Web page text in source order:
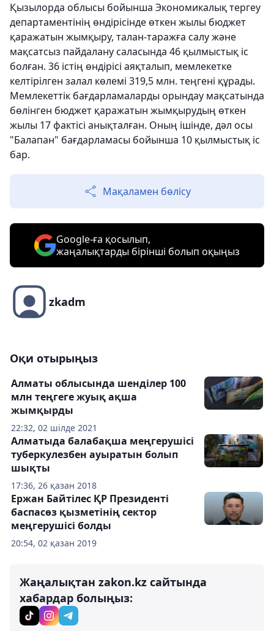
Қызылорда облысы бойынша Экономикалық тергеу
департаментінің өндірісінде өткен жылы бюджет
қаражатын жымқыру, талан-таражға салу және
мақсатсыз пайдалану саласында 46 қылмыстық іс
болған. 36 істің өндірісі аяқталып, мемлекетке
келтірілген залал көлемі 319,5 млн. теңгені құрады.
Мемлекеттік бағдарламаларды орындау мақсатында
бөлінген бюджет қаражатын жымқырудың өткен
жылы 17 фактісі анықталған. Оның ішінде, дәл осы
"Балапан" бағдарламасы бойынша 10 қылмыстық іс
бар.
Мақаламен бөлісу
Google-ға қосылып,
жаңалықтарды бірінші болып оқыңыз
zkadm
Оқи отырыңыз
22:32, 02 шілде 2021
Алматы облысында шенділер 100
млн теңгеге жуық ақша
жымқырды
17:36, 26 қазан 2018
Алматыда балабақша меңгерушісі
туберкулезбен ауыратын болып
шықты
20:54, 02 қазан 2019
Ержан Байтілес ҚР Президенті
баспасөз қызметінің сектор
меңгерушісі болды
Жаңалықтан zakon.kz сайтында
хабардар болыңыз: